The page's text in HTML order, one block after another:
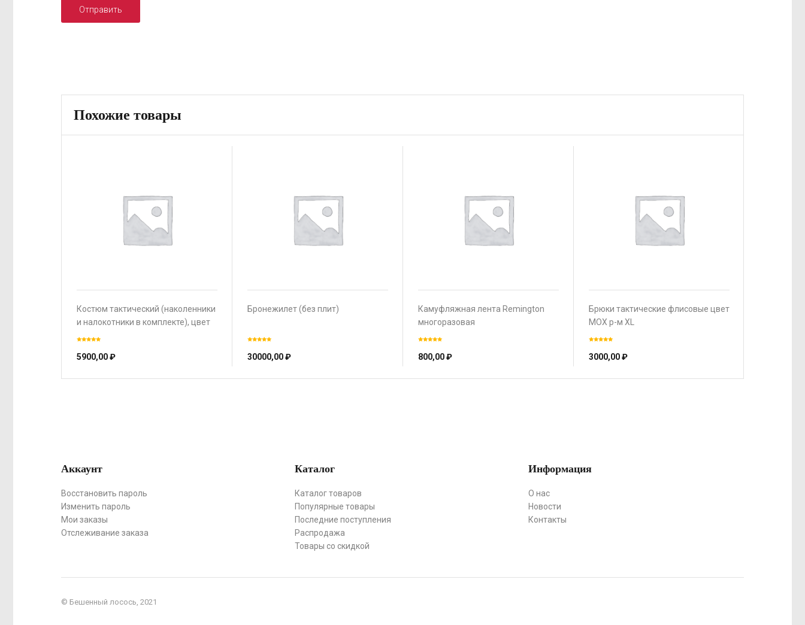
Похожие товары
Костюм тактический (наколенники
и налокотники в комплекте), цвет
Мох, р-м S
5900,00₽
Бронежилет (без плит)
30000,00₽
Камуфляжная лента Remington
многоразовая
800,00₽
Брюки тактические флисовые цвет
МОХ р-м XL
3000,00₽
Аккаунт
Восстановить пароль
Изменить пароль
Мои заказы
Отслеживание заказа
Каталог
Каталог товаров
Популярные товары
Последние поступления
Распродажа
Товары со скидкой
Информация
О нас
Новости
Контакты
© Бешенный лосось, 2021